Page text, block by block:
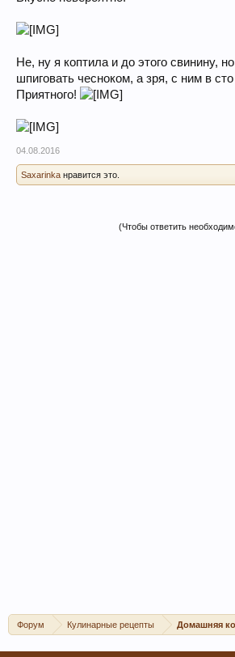
Не, ну я коптила и до этого свинину,
шпиговать чесноком, а зря, с ним в
Приятного!
04.08.2016
Saxarinka нравится это.
(Чтобы ответить
Форум Кулинарные рецепты Домашняя